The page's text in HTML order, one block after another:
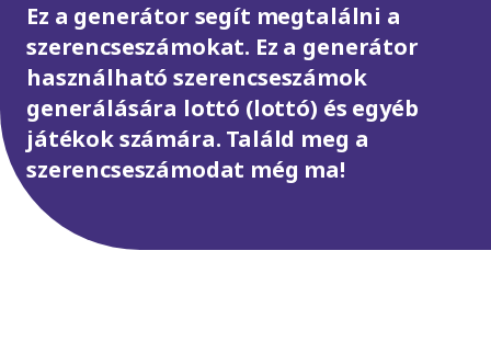
Ez a generátor segít megtalálni a
szerencseszámokat. Ez a generátor
használható szerencseszámok
generálására lottó (lottó) és egyéb
játékok számára. Találd meg a
szerencseszámodat még ma!